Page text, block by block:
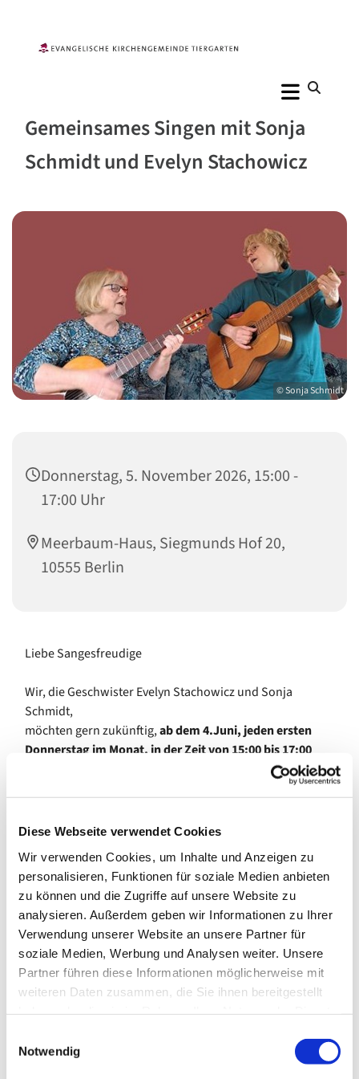
Diese Webseite verwendet Cookies
Wir verwenden Cookies, um Inhalte und Anzeigen zu
personalisieren, Funktionen für soziale Medien anbieten
zu können und die Zugriffe auf unsere Website zu
analysieren. Außerdem geben wir Informationen zu Ihrer
Verwendung unserer Website an unsere Partner für
soziale Medien, Werbung und Analysen weiter. Unsere
Partner führen diese Informationen möglicherweise mit
weiteren Daten zusammen, die Sie ihnen bereitgestellt
Notwendig
Gemeinsames Singen mit Sonja
Schmidt und Evelyn Stachowicz
© Sonja Schmidt
Donnerstag, 5. November 2026, 15:00 -
17:00 Uhr
Meerbaum-Haus, Siegmunds Hof 20,
10555 Berlin
Liebe Sangesfreudige
Wir, die Geschwister Evelyn Stachowicz und Sonja
Schmidt,
möchten gern zukünftig,ab dem 4.Juni, jeden ersten
Donnerstag im Monat, in der Zeit von 15:00 bis 17:00
ein gemeinsames Singen im Meerbaumhaus
Die Freude am Singen begleitet uns schon ein Leben lang
Das Alter und Geschlecht spielen hierbei keine Rolle,
ausschließlich die Lust daran, mit anderen zu singen.
Notenkenntnisse sind nicht erforderlich.
Bei den von uns ausgewählten Liedern handelt es sich
zum einen um traditionelle, der Jahreszeit angepasste
Lieder, und zum anderen um Evergreens und Schlager.
Das Repertoire ist erweiterbar, Anregungen sind immer
erwünscht. Zwischendrin haben wir vor, eine
Kaffeepause einzulegen, wo ein Austausch untereinander
möglich ist.